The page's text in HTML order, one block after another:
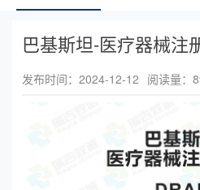
巴基斯坦-医疗器械注
发布时间：2024-12-12 阅读量：